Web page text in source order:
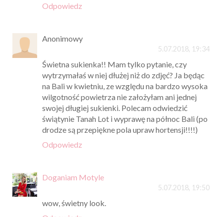
Odpowiedz
Anonimowy
5.07.2018, 19:34
Świetna sukienka!! Mam tylko pytanie, czy
wytrzymałaś w niej dłużej niż do zdjęć? Ja będąc
na Bali w kwietniu, ze względu na bardzo wysoka
wilgotność powietrza nie założyłam ani jednej
swojej długiej sukienki. Polecam odwiedzić
świątynie Tanah Lot i wyprawę na północ Bali (po
drodze są przepiękne pola upraw hortensji!!!!)
Odpowiedz
Doganiam Motyle
5.07.2018, 19:50
wow, świetny look.